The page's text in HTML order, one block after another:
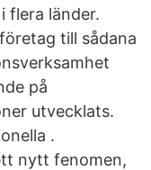
flera länder.
till sådana
på
utvecklats.
.
nytt fenomen,